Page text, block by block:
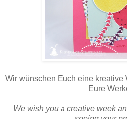
Wir wünschen Euch eine kreative
Eure
We wish you a creative week